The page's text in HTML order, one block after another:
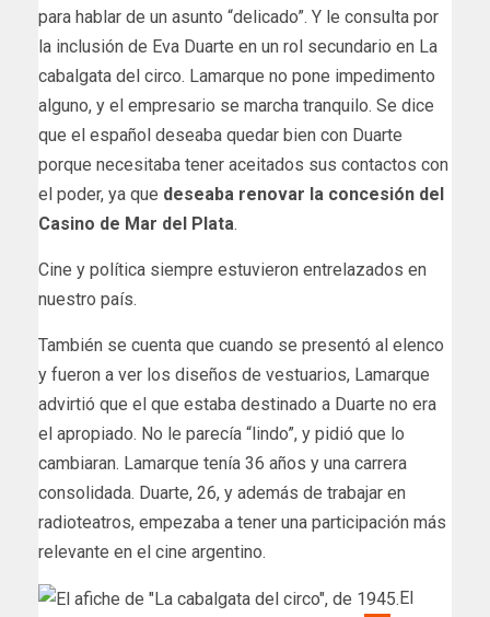
para hablar de un asunto “delicado”. Y le consulta por
la inclusión de Eva Duarte en un rol secundario en La
cabalgata del circo. Lamarque no pone impedimento
alguno, y el empresario se marcha tranquilo. Se dice
que el español deseaba quedar bien con Duarte
porque necesitaba tener aceitados sus contactos con
el poder, ya que deseaba renovar la concesión del
Casino de Mar del Plata.
Cine y política siempre estuvieron entrelazados en
nuestro país.
También se cuenta que cuando se presentó al elenco
y fueron a ver los diseños de vestuarios, Lamarque
advirtió que el que estaba destinado a Duarte no era
el apropiado. No le parecía “lindo”, y pidió que lo
cambiaran. Lamarque tenía 36 años y una carrera
consolidada. Duarte, 26, y además de trabajar en
radioteatros, empezaba a tener una participación más
relevante en el cine argentino.
El